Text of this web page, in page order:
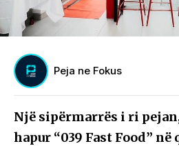
Peja ne Fokus
Një sipërmarrës i ri
hapur “039 Fast Food” në